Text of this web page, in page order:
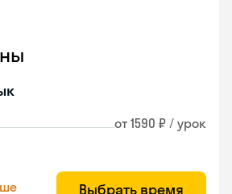
от 1590 ₽ / урок
Выбрать время